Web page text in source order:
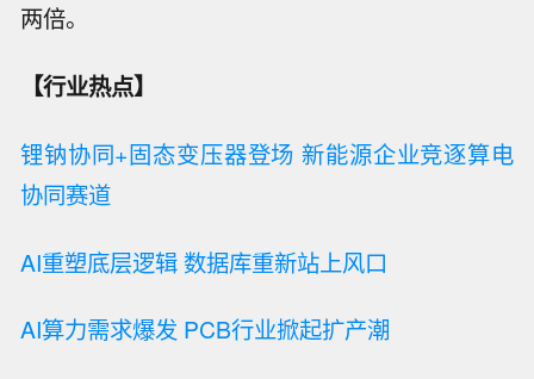
两倍。
【行业热点】
锂钠协同+固态变压器登场 新能源企业竞逐算电
协同赛道
AI重塑底层逻辑 数据库重新站上风口
AI算力需求爆发 PCB行业掀起扩产潮